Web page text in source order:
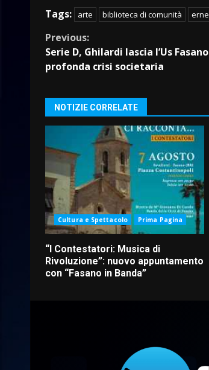
Tags:
arte biblioteca di comunità
Continue
Reading
Previous:
Serie D, Ghilardi lascia l’Us
profonda crisi societaria
NOTIZIE CORRELATE
Cultura e Spettacolo Prima Pagina
“I Contestatori: Musica di
Rivoluzione”: nuovo appuntamento
con “Fasano in Banda”